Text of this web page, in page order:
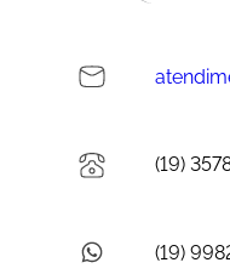
(19)
(19)